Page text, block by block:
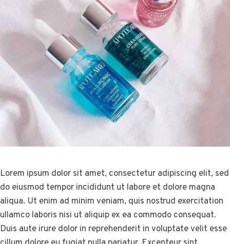
Lorem ipsum dolor sit amet, consectetur adipiscing elit, sed
do eiusmod tempor incididunt ut labore et dolore magna
aliqua. Ut enim ad minim veniam, quis nostrud exercitation
ullamco laboris nisi ut aliquip ex ea commodo consequat.
Duis aute irure dolor in reprehenderit in voluptate velit esse